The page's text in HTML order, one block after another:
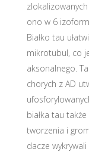
ono w 6
Białko tau
mikrotubul, co
aksonalnego.
chorych z AD
białka tau
tworzenia i
dacze